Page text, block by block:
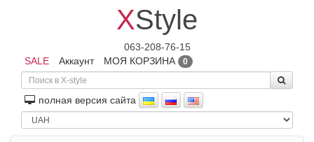
XStyle
063-208-76-15
SALE
Аккаунт МОЯ КОРЗИНА 0
полная версия сайта